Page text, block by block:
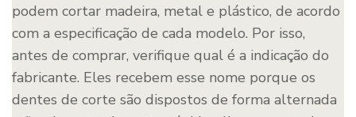
podem cortar madeira, metal e plástico, de acordo
com a especificação de cada modelo. Por isso,
antes de comprar, verifique qual é a indicação do
fabricante. Eles recebem esse nome porque os
dentes de corte são dispostos de forma alternada